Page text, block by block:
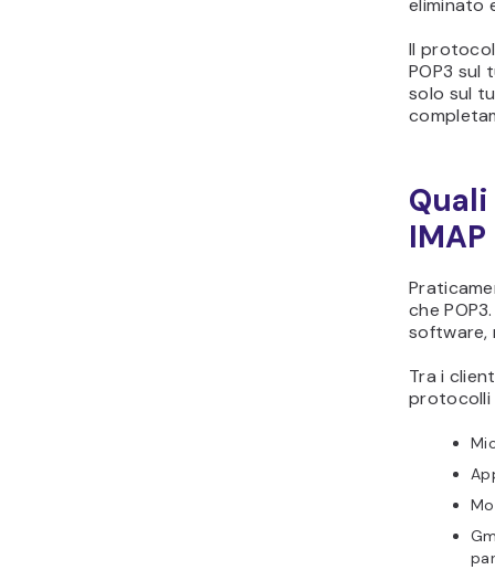
eliminato
Il
POP3 sul
solo sul
IMAP
che
software,
Tra i
protocolli